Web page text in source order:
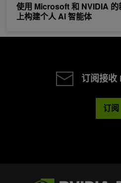
使用 Microsoft 和 NVIDIA
上构建个人 AI 智能体
订阅接收
订阅